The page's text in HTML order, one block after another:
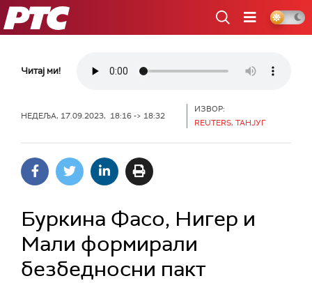
РТС
Читај ми!
НЕДЕЉА, 17.09.2023, 18:16 -> 18:32
ИЗВОР:
REUTERS, ТАНЈУГ
Буркина Фасо, Нигер и
Мали формирали
безбедносни пакт